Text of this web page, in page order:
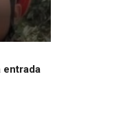
entrada